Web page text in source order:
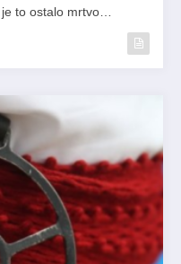
to ostalo mrtvo…